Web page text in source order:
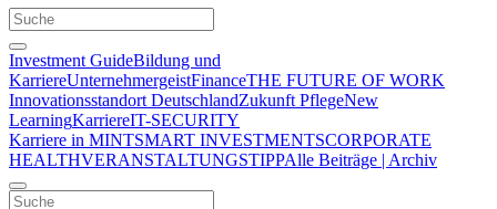
Investment GuideBildung und
KarriereUnternehmergeistFinanceTHE FUTURE OF WORK
Innovationsstandort DeutschlandZukunft PflegeNew
LearningKarriereIT-SECURITY
Karriere in MINTSMART INVESTMENTSCORPORATE
HEALTHVERANSTALTUNGSTIPPAlle Beiträge | Archiv